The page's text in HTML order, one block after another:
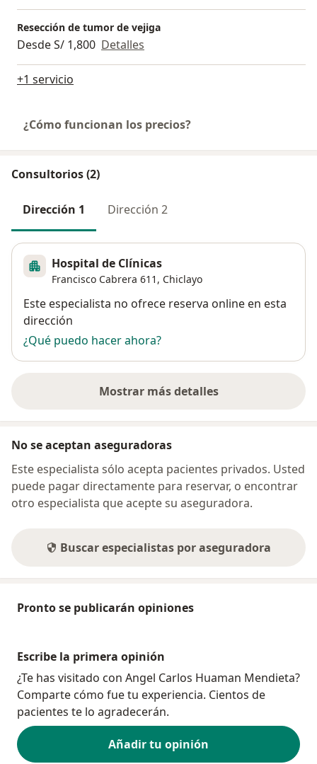
Resección de tumor de vejiga
Desde S/ 1,800 Detalles
+1 servicio
¿Cómo funcionan los precios?
Consultorios (2)
Dirección 1 Dirección 2
Hospital de Clínicas
Francisco Cabrera 611, Chiclayo
Disponibilidad
Este especialista no ofrece reserva online en esta
dirección
¿Qué puedo hacer ahora?
Mostrar más detalles
sobre la dirección
No se aceptan aseguradoras
Este especialista sólo acepta pacientes privados. Usted
puede pagar directamente para reservar, o encontrar
otro especialista que acepte su aseguradora.
Buscar especialistas por aseguradora
Pronto se publicarán opiniones
Escribe la primera opinión
¿Te has visitado con Angel Carlos Huaman Mendieta?
Comparte cómo fue tu experiencia. Cientos de
pacientes te lo agradecerán.
Añadir tu opinión